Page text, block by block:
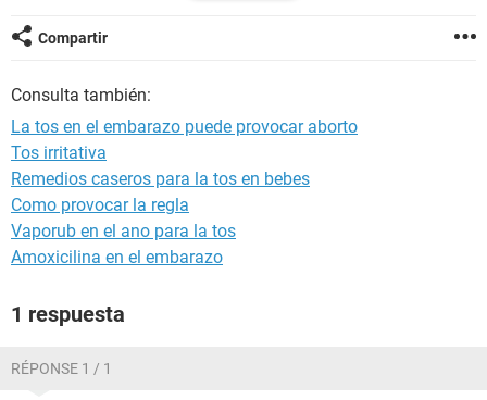
Compartir
Consulta también:
La tos en el embarazo puede provocar aborto
Tos irritativa
Remedios caseros para la tos en bebes
Como provocar la regla
Vaporub en el ano para la tos
Amoxicilina en el embarazo
1 respuesta
RÉPONSE 1 / 1